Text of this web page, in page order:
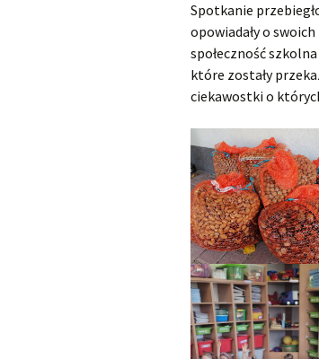
Spotkanie
opowiadały o
społeczność
które zostały
ciekawostki o